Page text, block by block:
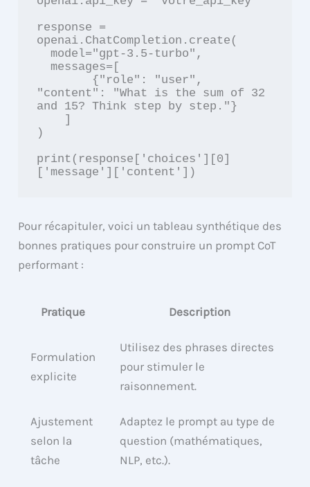
response =
openai.ChatCompletion.create(
"content": "What is the sum of 32
and 15? Think step by step."}
)
print(response['choices'][0]
['message']['content'])
Pour récapituler, voici un tableau synthétique des
bonnes pratiques pour construire un prompt CoT
performant :
Pratique Description
Formulation
explicite
Utilisez des phrases directes
pour stimuler le
raisonnement.
Ajustement
selon la
tâche
Adaptez le prompt au type de
question (mathématiques,
NLP, etc.).